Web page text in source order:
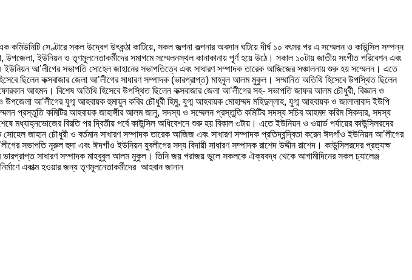
সেণ্টারে সকল উদ্বেগ উৎকন্ঠা কাটিয়ে, সকল জল্পনা কল্পনার অবসান ঘটিয়ে দীর্ঘ ১০ বৎসর পর এ সম্মেলন ও কাউন্সিল সম্পন্ন
ইউনিয়ন ও তৃণমূলনেতাকর্মীদের সমাগমে সম্মেলনস্থল কানাকানায় পূর্ণ হয়ে উঠে। সকাল ১০টায় জাতীয় সংগীত পরিবেশন এবং
আ’লীগের সভাপতি সোহেল জাহানের সভাপতিত্বে এবং সাধারণ সম্পাদক তারেক আজিজের সঞ্চালনায় শুরু হয় সম্মেলন। এতে
ছিলেন কক্সবাজার জেলা আ’লীগের সাধারণ সম্পাদক (ভারপ্রাপ্ত) মাহবুল আলম মুকুল। সম্মানিত অতিথি হিসেবে উপস্থিত ছিলেন
আহমদ। বিশেষ অতিথি হিসেবে উপস্থিত ছিলেন কক্সবাজার জেলা আ’লীগের সহ- সভাপতি জাফর আলম চৌধুরী, বিজ্ঞান ও
আ’লীগের যুগ্ম আহবায়ক হুমায়ুন কবির চৌধুরী হিমু, যুগ্ম আহবায়ক মোহাম্মদ মহিদুল্লাহ, যুগ্ম আহবায়ক ও জালালাবাদ ইউপি
প্রস্তুতি কমিটির আহবায়ক জাহাঙ্গীর আলম জানু, সদস্য ও সম্মেলন প্রস্তুতি কমিটির সদস্য সচিব আহমদ করিম সিকদার, সদস্য
বিরতি পর দ্বিতীয় পর্বে কাউন্সিল অধিবেশনে শুরু হয় বিকাল ৩টায়। এতে ইউনিয়ন ও ওয়ার্ড পর্যায়ের কাউন্সিলরদের
জাহান চৌধুরী ও বর্তমান সাধারণ সম্পাদক তারেক আজিজ এবং সাধারণ সম্পাদক প্রতিদ্বন্দ্বিতা করেন ঈদগাঁও ইউনিয়ন আ’লীগের
সভাপতি নূরুল হুদা এবং ঈদগাঁও ইউনিয়ন যুবলীগের সদ্য বিদায়ী সাধারণ সম্পাদক রাশেদ উদ্দীন রাশেদ। কাউন্সিলরদের প্রত্যক্ষ
ভারপ্রাপ্ত সাধারণ সম্পাদক মাহবুবুল আলম মুকুল। তিনি জয় পরাজয় ভুলে সকলকে ঐক্যবদ্ধ থেকে আগামীদিনের সকল চ্যালেঞ্জ
একাত্ম হওয়ার জন্য তৃণমূলনেতাকর্মীদের আহবান জানান